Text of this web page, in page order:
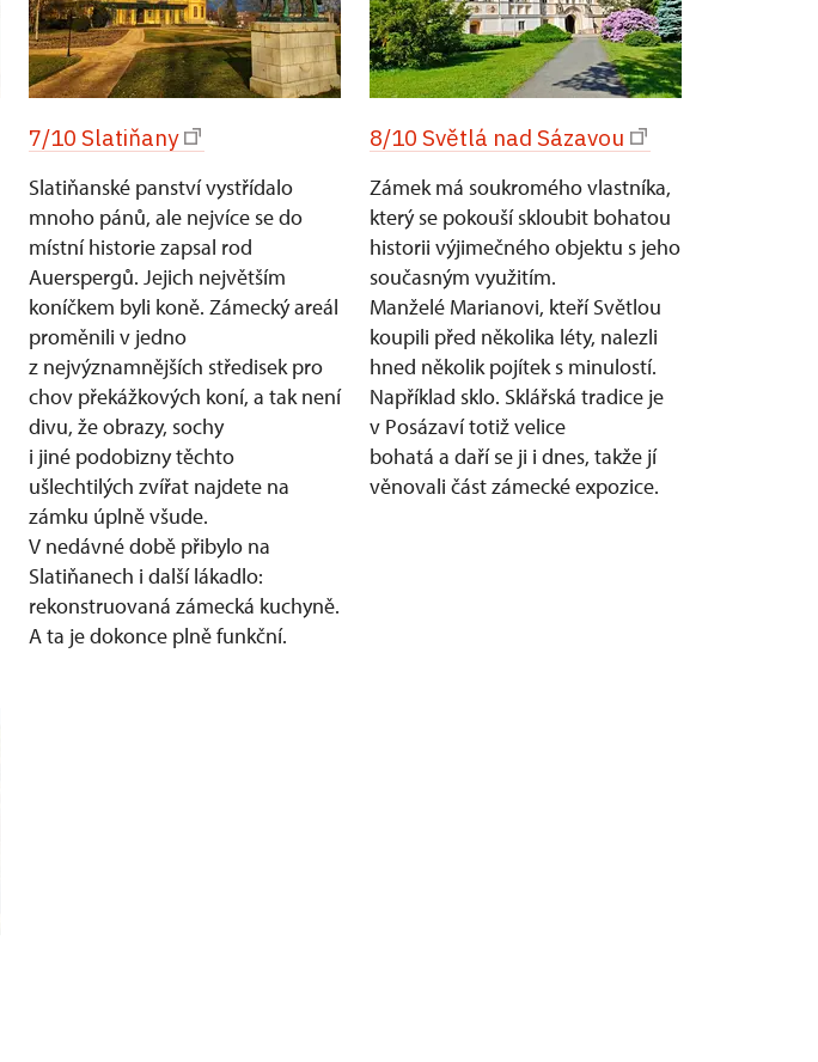
7/10 Slatiňany
Slatiňanské panství vystřídalo
mnoho pánů, ale nejvíce se do
místní historie zapsal rod
Auerspergů. Jejich největším
koníčkem byli koně. Zámecký areál
proměnili v jedno
z nejvýznamnějších středisek pro
chov překážkových koní, a tak není
divu, že obrazy, sochy
i jiné podobizny těchto
ušlechtilých zvířat najdete na
zámku úplně všude.
V nedávné době přibylo na
Slatiňanech i další lákadlo:
rekonstruovaná zámecká kuchyně.
A ta je dokonce plně funkční.
8/10 Světlá nad Sázavou
Zámek má soukromého vlastníka,
který se pokouší skloubit bohatou
historii výjimečného objektu s jeho
současným využitím.
Manželé Marianovi, kteří Světlou
koupili před několika léty, nalezli
hned několik pojítek s minulostí.
Například sklo. Sklářská tradice je
v Posázaví totiž velice
bohatá a daří se ji i dnes, takže jí
věnovali část zámecké expozice.